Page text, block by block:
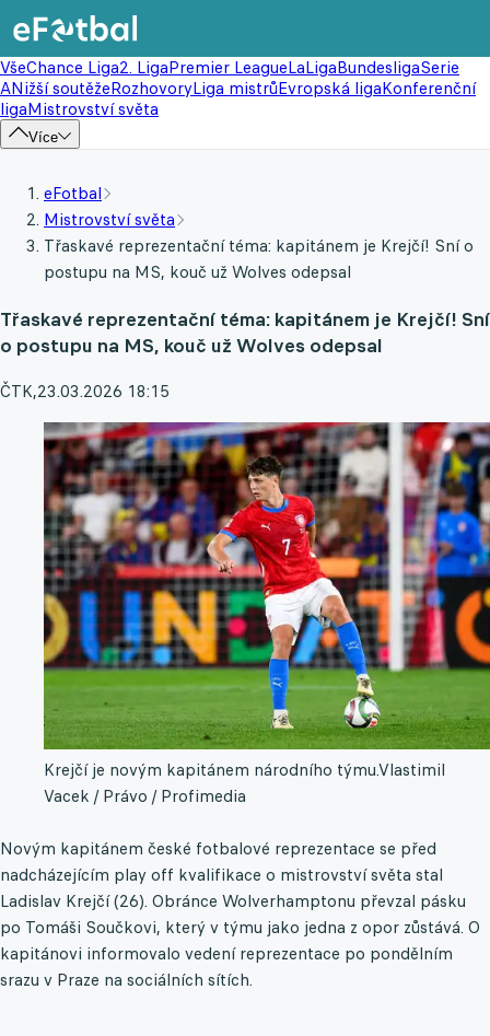
VšeChance Liga2. LigaPremier LeagueLaLigaBundesligaSerie
ANižší soutěžeRozhovoryLiga mistrůEvropská ligaKonferenční
ligaMistrovství světa
Více
eFotbal
Mistrovství světa
Třaskavé reprezentační téma: kapitánem je Krejčí! Sní o
postupu na MS, kouč už Wolves odepsal
Třaskavé reprezentační téma: kapitánem je Krejčí! Sní
o postupu na MS, kouč už Wolves odepsal
ČTK,23.03.2026 18:15
Krejčí je novým kapitánem národního týmu.Vlastimil
Vacek / Právo / Profimedia
Novým kapitánem české fotbalové reprezentace se před
nadcházejícím play off kvalifikace o mistrovství světa stal
Ladislav Krejčí (26). Obránce Wolverhamptonu převzal pásku
po Tomáši Součkovi, který v týmu jako jedna z opor zůstává. O
kapitánovi informovalo vedení reprezentace po pondělním
srazu v Praze na sociálních sítích.